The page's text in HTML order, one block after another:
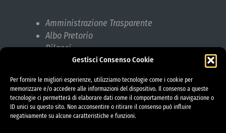
Gestisci Consenso Cookie
Per fornire le migliori esperienze, utilizziamo tecnologie come i cookie per
memorizzare e/o accedere alle informazioni del dispositivo. Il consenso a queste
tecnologie ci permetterà di elaborare dati come il comportamento di navigazione o
ID unici su questo sito. Non acconsentire o ritirare il consenso può influire
negativamente su alcune caratteristiche e funzioni.
Amministrazione Trasparente
Albo Pretorio
Bilanci
Bandi di gara
Responsabile protezione dati (RPD)